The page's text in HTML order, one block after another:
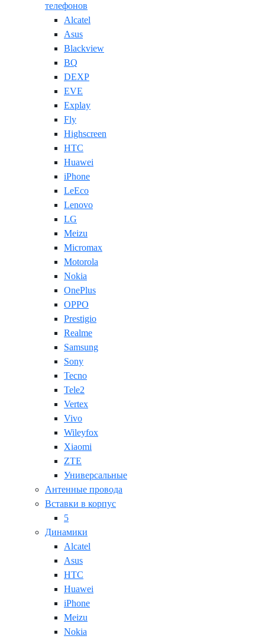
телефонов
Alcatel
Asus
Blackview
BQ
DEXP
EVE
Explay
Fly
Highscreen
HTC
Huawei
iPhone
LeEco
Lenovo
LG
Meizu
Micromax
Motorola
Nokia
OnePlus
OPPO
Prestigio
Realme
Samsung
Sony
Tecno
Tele2
Vertex
Vivo
Wileyfox
Xiaomi
ZTE
Универсальные
Антенные провода
Вставки в корпус
5
Динамики
Alcatel
Asus
HTC
Huawei
iPhone
Meizu
Nokia